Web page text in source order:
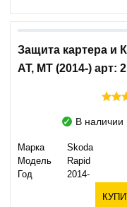
Защита картера и
АТ, MT (2014-) арт:
В наличии
Марка
Skoda
Модель
Rapid
Год
2014-